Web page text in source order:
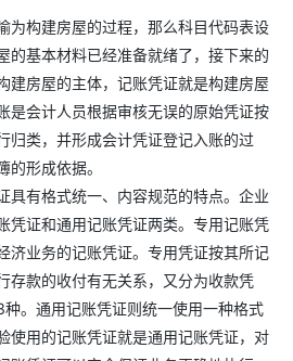
为构建房屋的过程，那么科目代码表设
的基本材料已经准备就绪了，接下来的
建房屋的主体，记账凭证就是构建房屋
是会计人员根据审核无误的原始凭证按
归类，并形成会计凭证登记入账的过
形成依据。
具有格式统一、内容规范的特点。企业
凭证和通用记账凭证两类。专用记账凭
济业务的记账凭证。专用凭证按其所记
存款的收付有无关系，又分为收款凭
。通用记账凭证则统一使用一种格式
使用的记账凭证就是通用记账凭证，对